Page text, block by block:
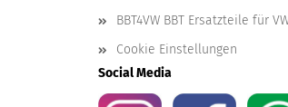
BBT4VW BBT Ersatzteile für
Cookie Einstellungen
Social Media